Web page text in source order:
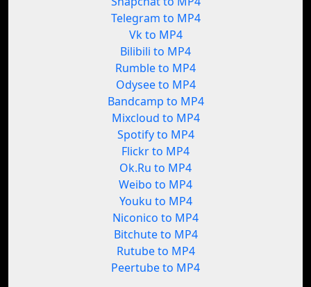
Telegram to MP4
Vk to MP4
Bilibili to MP4
Rumble to MP4
Odysee to MP4
Bandcamp to MP4
Mixcloud to MP4
Spotify to MP4
Flickr to MP4
Ok.Ru to MP4
Weibo to MP4
Youku to MP4
Niconico to MP4
Bitchute to MP4
Rutube to MP4
Peertube to MP4